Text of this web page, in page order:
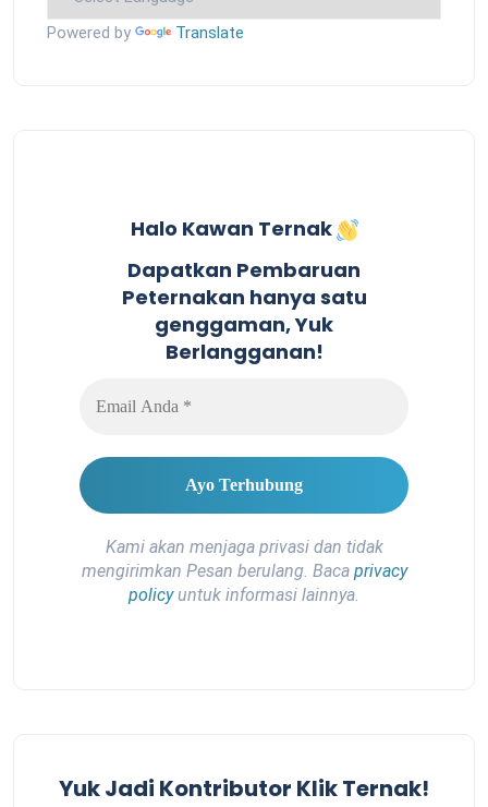
Powered by Translate
Halo Kawan Ternak
Dapatkan Pembaruan
Peternakan hanya satu
genggaman, Yuk
Berlangganan!
Kami akan menjaga privasi dan tidak
mengirimkan Pesan berulang. Baca privacy
policyuntuk informasi lainnya.
Yuk Jadi Kontributor Klik Ternak!